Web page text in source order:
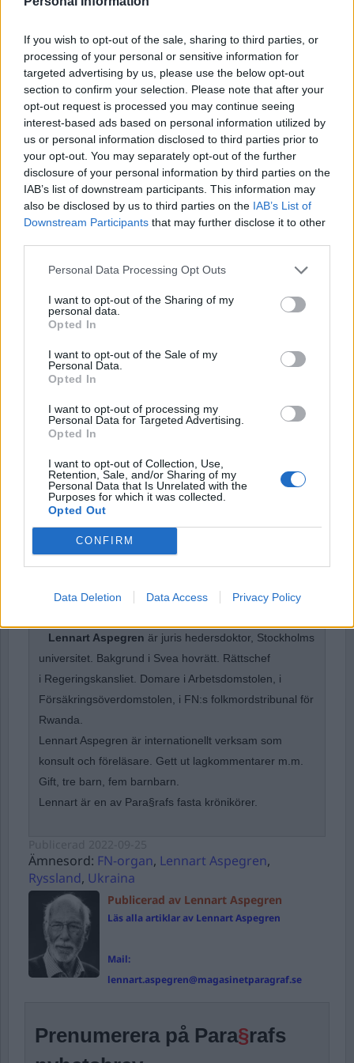
If you wish to opt-out of the sale, sharing to third parties, or
processing of your personal or sensitive information for
targeted advertising by us, please use the below opt-out
section to confirm your selection. Please note that after your
opt-out request is processed you may continue seeing
interest-based ads based on personal information utilized by
us or personal information disclosed to third parties prior to
your opt-out. You may separately opt-out of the further
disclosure of your personal information by third parties on the
IAB’s list of downstream participants. This information may
also be disclosed by us to third parties on the IAB’s List of
Downstream Participants that may further disclose it to other
Personal Data Processing Opt Outs
I want to opt-out of the Sharing of my
personal data.
Opted In
I want to opt-out of the Sale of my
Personal Data.
Opted In
I want to opt-out of processing my
Personal Data for Targeted Advertising.
Opted In
I want to opt-out of Collection, Use,
Retention, Sale, and/or Sharing of my
Personal Data that Is Unrelated with the
Purposes for which it was collected.
Opted Out
CONFIRM
Data Deletion Data Access Privacy Policy
soldater har utsatt personer i åldrar mellan 4
och 82 år för sexuellt våld.
Ett nytt speciellt FN-organ, UN Independent
Commission of Inquiry on Ukraine, sattes i våras
upp av ...
Börja prenumerera för att läsa detta innehåll.
Starta din prenumerationhär
Password
Remember Me
Forgot Password
Stöd Para§rafs bevakning av rättssäkerheten
Lennart Aspegren är juris hedersdoktor, Stockholms
universitet. Bakgrund i Svea hovrätt. Rättschef
i Regeringskansliet. Domare i Arbetsdomstolen, i
Försäkringsöverdomstolen, i FN:s folkmordstribunal för
Rwanda.
Lennart Aspegren är internationellt verksam som
konsult och föreläsare. Gett ut lagkommentarer m.m.
Gift, tre barn, fem barnbarn.
Lennart är en av Para§rafs fasta krönikörer.
Ämnesord: FN-organ, Lennart Aspegren,
Ryssland, Ukraina
Publicerad av Lennart Aspegren
Läs alla artiklar av Lennart Aspegren
Mail:
lennart.aspegren@magasinetparagraf.se
Prenumerera på Para§rafs